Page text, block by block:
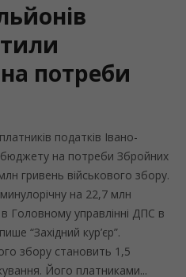
потреби
податків Івано-
на потреби Збройних
гривень військового збору.
на 22,7 млн
Головному управлінні ДПС в
“Західний кур’єр”.
збору становить 1,5
Його платниками...